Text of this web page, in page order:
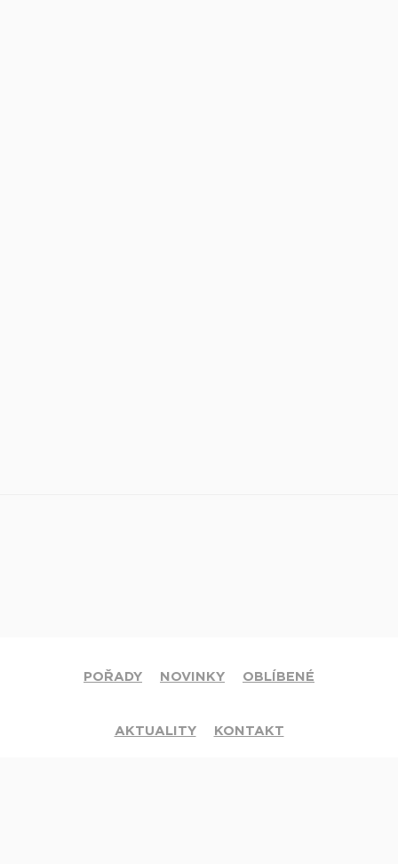
POŘADY NOVINKY OBLÍBENÉ
AKTUALITY KONTAKT